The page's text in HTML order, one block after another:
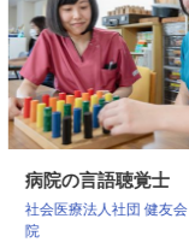
病院の言語聴覚士